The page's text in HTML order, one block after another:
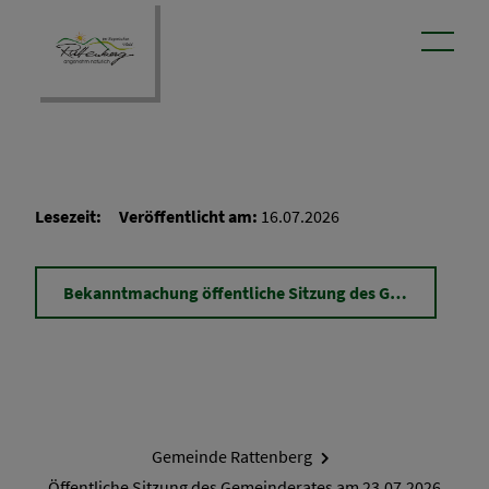
Lesezeit: Veröffentlicht am: 16.07.2026
Bekanntmachung öffentliche Sitzung des Gemeinderates am 23.07.2026.pdf
Gemeinde Rattenberg